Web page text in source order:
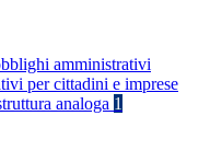
amministrativi
per cittadini e imprese
analoga 1